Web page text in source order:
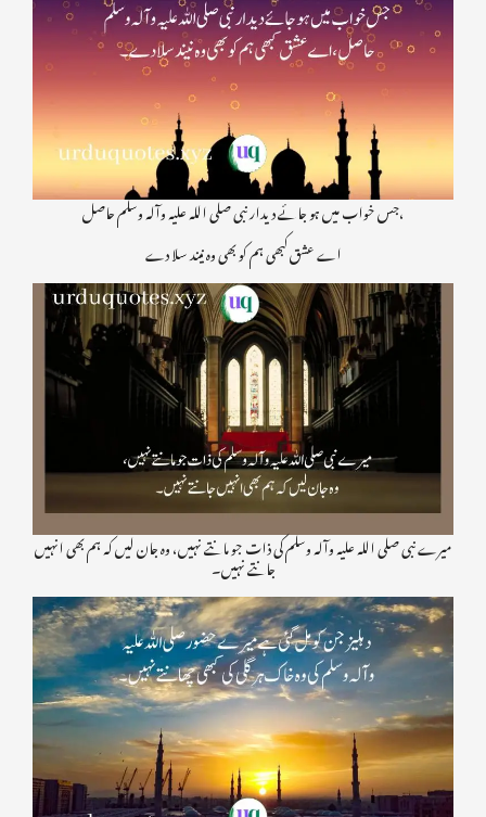
جس خواب میں ہو جائے دیدار نبی صلی اللہ علیہ وآلہ وسلم حاصل،
اے عشق کبھی ہم کو بھی وہ نیند سلا دے
میرے نبی صلی اللہ علیہ وآلہ وسلم کی ذات جو مانتے نہیں، وہ جان لیں کہ ہم بھی انہیں
جانتے نہیں۔